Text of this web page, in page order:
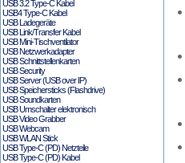
USB 3.2 Type-C Kabel
USB4 Type-C Kabel
USB Ladegeräte
USB Link/Transfer Kabel
USB Mini-Tischventilator
USB Netzwerkadapter
USB Schnittstellenkarten
USB Security
USB Server (USB over IP)
USB Speichersticks (Flashdrive)
USB Soundkarten
USB Umschalter elektronisch
USB Video Grabber
USB Webcam
USB WLAN Stick
USB Type-C (PD) Netzteile
USB Type-C (PD) Kabel